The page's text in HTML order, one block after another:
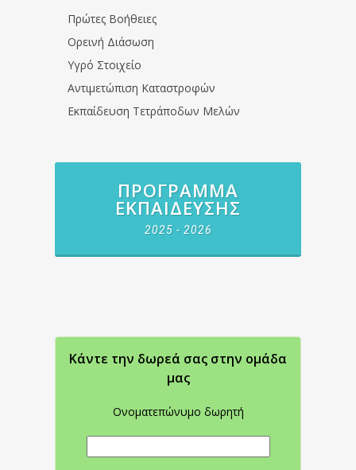
Πρώτες Βοήθειες
Ορεινή Διάσωση
Υγρό Στοιχείο
Αντιμετώπιση Καταστροφών
Εκπαίδευση Τετράποδων Μελών
ΠΡΌΓΡΑΜΜΑ
ΕΚΠΑΊΔΕΥΣΗΣ
2025 - 2026
Κάντε την δωρεά σας στην oμάδα
μας
Ονοματεπώνυμο δωρητή